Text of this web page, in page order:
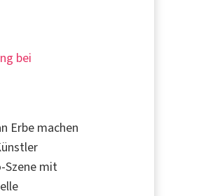
bei
Erbe machen
Szene mit